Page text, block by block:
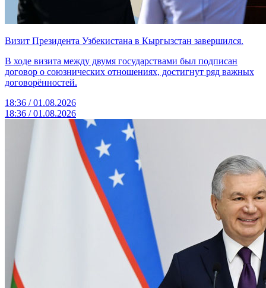
Визит Президента Узбекистана в Кыргызстан завершился.
В ходе визита между двумя государствами был подписан
договор о союзнических отношениях, достигнут ряд важных
договорённостей.
18:36 / 01.08.2026
18:36 / 01.08.2026